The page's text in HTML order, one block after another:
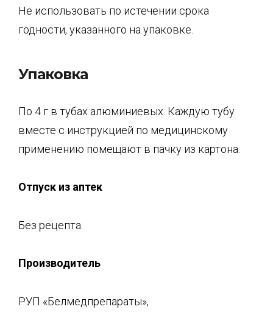
Не использовать по истечении срока
годности, указанного на упаковке.
Упаковка
По 4 г в тубах алюминиевых. Каждую тубу
вместе с инструкцией по медицинскому
применению помещают в пачку из картона.
Отпуск из аптек
Без рецепта.
Производитель
РУП «Белмедпрепараты»,